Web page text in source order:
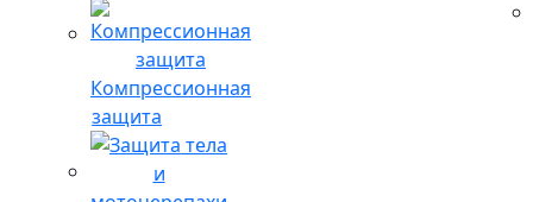
Компрессионная
защита